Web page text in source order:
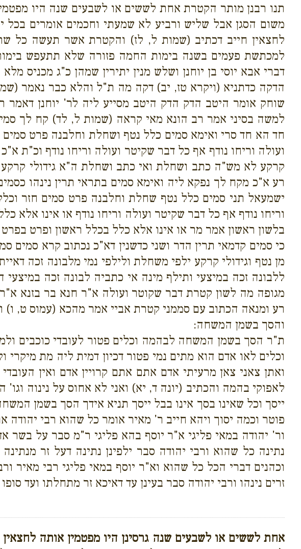
תנו רבנן מותר הקטרת אחת לששים או לשבעים שנה היו
משום הסגן אבל שליש ורביע לא שמעתי וחכמים אומרים
לחצאין חייב דכתיב (שמות ל, לז) והקטרת אשר תעשה כל
למכתשת פעמים בשנה בימות החמה פזורה שלא תתעפש
דברי אבא יוסי בן יוחנן ושלש מנין יתירין שמהן כ"ג מכניס
הדקה כדתניא (ויקרא טז, יב) דקה מה ת"ל והלא כבר נאמר
שוחק אומר היטב הדק הדק היטב מסייע ליה לר' יוחנן דאמר
למשה בסיני אמר רב הונא מאי קראה (שמות ל, לד) קח לך
חד הא חד סרי ואימא סמים כלל נטף ושחלת וחלבנה פרט
ועולה וריחו נודף אף כל דבר שקיטר ועולה וריחו נודף וכ"ת
קרקע לא מש"ה כתב ושחלת ואי כתב ושחלת ה"א גידולי קרקע
רע א"כ מקח לך נפקא ליה ואימא סמים בתראי תרין נינהו
ישמעאל תני סמים כלל נטף שחלת וחלבנה פרט סמים חזר
וריחו נודף אף כל דבר שקיטר ועולה וריחו נודף או אינו
בלשון ראשון אמר מר או אינו אלא כלל בכלל ראשון ופרט
כי סמים קדמאי תרין הדר ושני כדשנין דא"כ נכתוב קרא סמים
מן נטף וגידולי קרקע ילפי משחלת ולילפי נמי מלבונה זכה
ללבונה זכה במיצעי ותילף מינה אי כתביה לבונה זכה
מגופה מה לשון קטרת דבר שקוטר ועולה א"ר חנא בר בזנא
רע ומנאה הכתוב עם סממני קטרת אביי אמר מהכא (עמוס ט, ו)
והסך בשמן המשחה:
ת"ר הסך בשמן המשחה לבהמה וכלים פטור לעובדי כוכבים
וכלים לאו אדם הוא מתים נמי פטור דכיון דמית ליה מת
ואתן צאני צאן מרעיתי אדם אתם אתם קרויין אדם ואין
לאפוקי בהמה והכתיב (יונה ד, יא) ואני לא אחוס על נינוה
ייסך וכל שאינו בסך אינו בבל ייסך תניא אידך הסך בשמן
פוטר וכמה יסוך ויהא חייב ר' מאיר אומר כל שהוא רבי יהודה
ור' יהודה במאי פליגי א"ר יוסף בהא פליגי ר"מ סבר על
נתינה כל שהוא ורבי יהודה סבר ילפינן נתינה דעל זר
וכהנים דברי הכל כל שהוא וא"ר יוסף במאי פליגי רבי מאיר
זרים נינהו ורבי יהודה סבר בעינן עד דאיכא זר מתחלתו ועד
אחת לששים או לשבעים שנה גרסינן היו מפטמין אותה לחצאין